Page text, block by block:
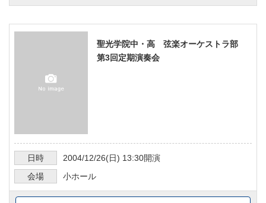
聖光学院中・高 弦楽オーケストラ部
第3回定期演奏会
日時 2004/12/26(日) 13:30開演
会場
小ホール